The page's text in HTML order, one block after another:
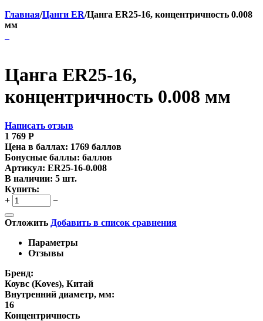
Главная/Цанги ER/Цанга ER25-16, концентричность 0.008
мм
Цанга ER25-16,
концентричность 0.008 мм
Написать отзыв
1 769 Р
Цена в баллах: 1769 баллов
Бонусные баллы: баллов
Артикул: ER25-16-0.008
В наличии: 5 шт.
Купить:
+
−
Отложить Добавить в список сравнения
Параметры
Отзывы
Бренд:
Коувс (Koves), Китай
Внутренний диаметр, мм:
16
Концентричность